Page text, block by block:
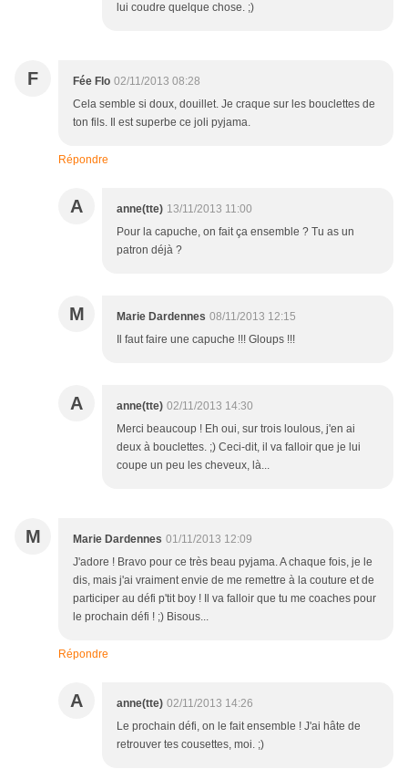
lui coudre quelque chose. ;)
F Fée Flo 02/11/2013 08:28
Cela semble si doux, douillet. Je craque sur les bouclettes de
ton fils. Il est superbe ce joli pyjama.
Répondre
A anne(tte) 13/11/2013 11:00
Pour la capuche, on fait ça ensemble ? Tu as un
patron déjà ?
M Marie Dardennes 08/11/2013 12:15
Il faut faire une capuche !!! Gloups !!!
A anne(tte) 02/11/2013 14:30
Merci beaucoup ! Eh oui, sur trois loulous, j'en ai
deux à bouclettes. ;) Ceci-dit, il va falloir que je lui
coupe un peu les cheveux, là...
M Marie Dardennes 01/11/2013 12:09
J'adore ! Bravo pour ce très beau pyjama. A chaque fois, je le
dis, mais j'ai vraiment envie de me remettre à la couture et de
participer au défi p'tit boy ! Il va falloir que tu me coaches pour
le prochain défi ! ;) Bisous...
Répondre
A anne(tte) 02/11/2013 14:26
Le prochain défi, on le fait ensemble ! J'ai hâte de
retrouver tes cousettes, moi. ;)